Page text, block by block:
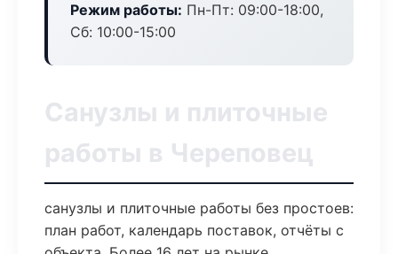
Режим работы: Пн-Пт: 09:00-18:00,
Сб: 10:00-15:00
Санузлы и плиточные
работы в Череповец
санузлы и плиточные работы без простоев:
план работ, календарь поставок, отчёты с